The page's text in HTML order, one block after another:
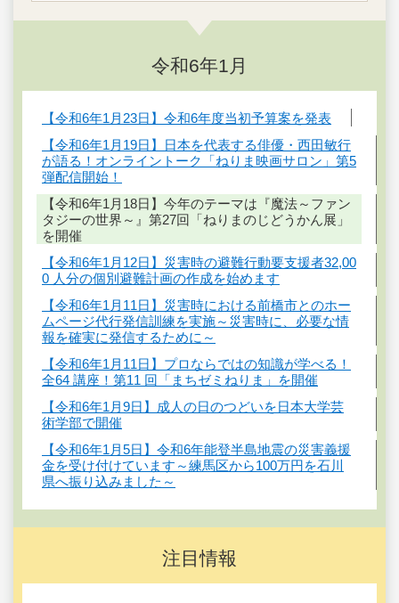
令和6年1月
【令和6年1月23日】令和6年度当初予算案を発表
【令和6年1月19日】日本を代表する俳優・西田敏行
が語る！オンライントーク「ねりま映画サロン」第5
弾配信開始！
【令和6年1月18日】今年のテーマは『魔法～ファン
タジーの世界～』第27回「ねりまのじどうかん展」
を開催
【令和6年1月12日】災害時の避難行動要支援者32,00
0 人分の個別避難計画の作成を始めます
【令和6年1月11日】災害時における前橋市とのホー
ムページ代行発信訓練を実施～災害時に、必要な情
報を確実に発信するために～
【令和6年1月11日】プロならではの知識が学べる！
全64 講座！第11 回「まちゼミねりま」を開催
【令和6年1月9日】成人の日のつどいを日本大学芸
術学部で開催
【令和6年1月5日】令和6年能登半島地震の災害義援
金を受け付けています～練馬区から100万円を石川
県へ振り込みました～
注目情報